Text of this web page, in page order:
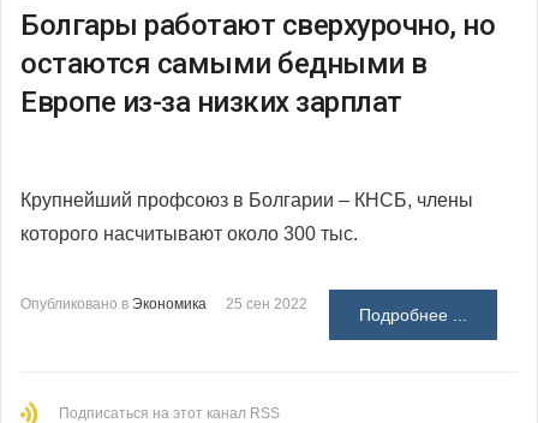
Болгары работают сверхурочно, но
остаются самыми бедными в
Европе из-за низких зарплат
Крупнейший профсоюз в Болгарии – КНСБ, члены
которого насчитывают около 300 тыс.
Опубликовано в Экономика 25 сен 2022
Подробнее ...
Подписаться на этот канал RSS